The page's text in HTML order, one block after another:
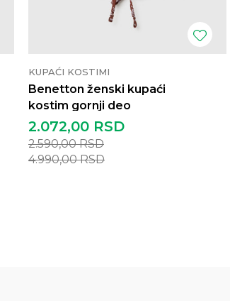
KUPAĆI KOSTIMI
Benetton ženski kupaći
kostim gornji deo
2.072,00 RSD
2.590,00RSD
4.990,00RSD